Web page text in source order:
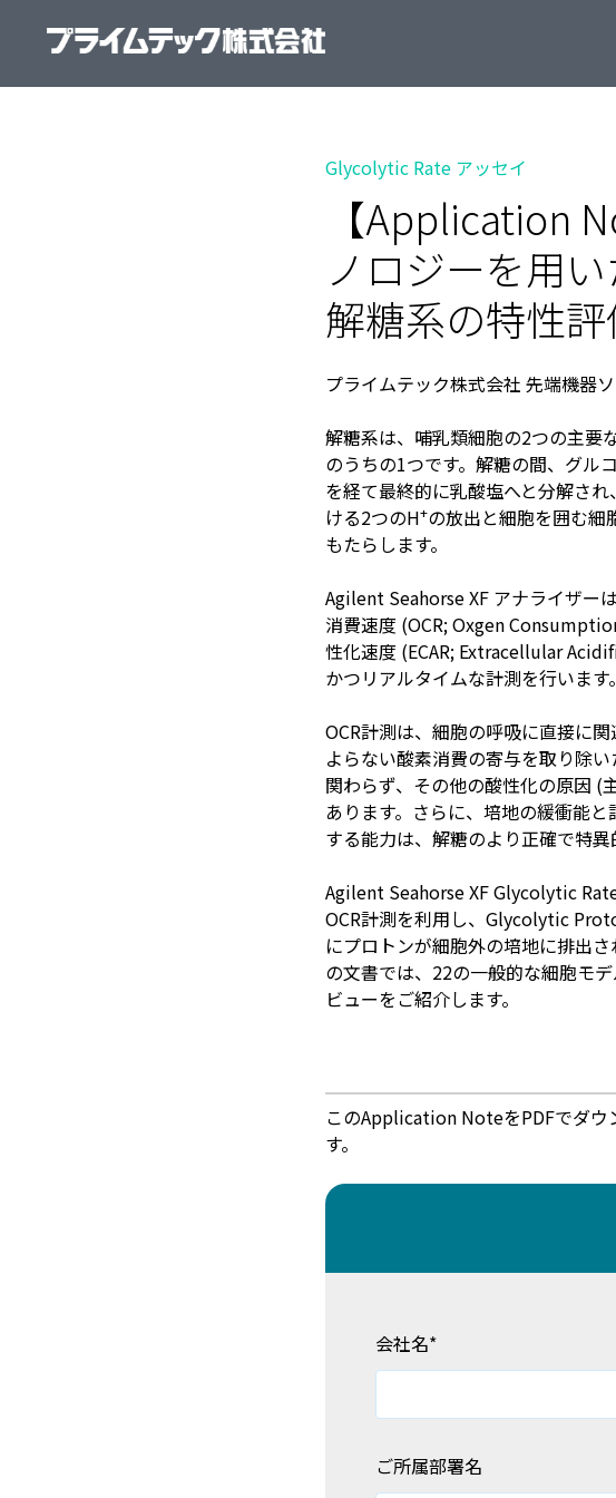
Glycolytic Rate アッセイ
【Application
ノロジーを⽤
解糖系の特性
プライムテック株式会社 先端機器
解糖系は、哺乳類細胞の2つの主要
のうちの1つです。解糖の間、グル
を経て最終的に乳酸塩へと分解さ
ける2つのH+の放出と細胞を囲む細
もたらします。
Agilent Seahorse XF アナライザー
消費速度 (OCR; Oxgen
性化速度 (ECAR; Extracellular
かつリアルタイムな計測を⾏います。
OCR計測は、細胞の呼吸に直接に
よらない酸素消費の寄与を取り除
関わらず、その他の酸性化の原因 (
あります。さらに、培地の緩衝能
する能⼒は、解糖のより正確で特異
Agilent Seahorse XF Glycolytic
OCR計測を利⽤し、Glycolytic
にプロトンが細胞外の培地に排出
の⽂書では、22の⼀般的な細胞モ
ビューをご紹介します。
このApplication NoteをPDFでダウ
す。
会社名*
ご所属部署名